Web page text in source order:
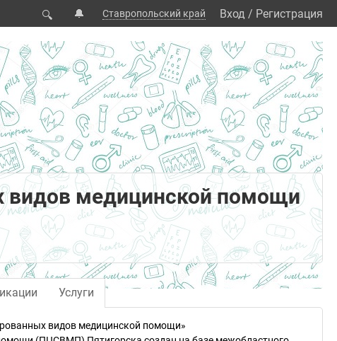
🔍 🔔 Ставропольский край Вход / Регистрация
видов медицинской помощи
Услуги
видов медицинской помощи»